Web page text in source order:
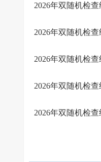
2026年双随机检
2026年双随机检
2026年双随机检
2026年双随机检
2026年双随机检